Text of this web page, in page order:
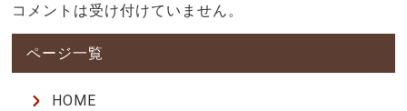
コメントは受け付けていません。
HOME